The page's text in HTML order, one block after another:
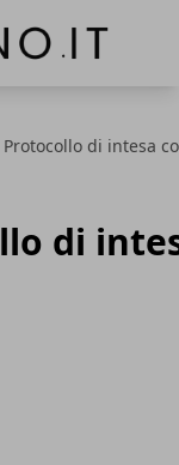
Protocollo di intesa
di